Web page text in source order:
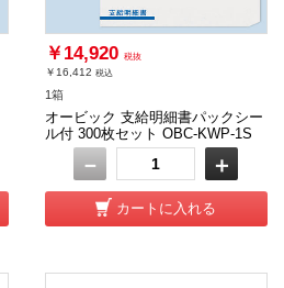
￥14,920 税抜
￥16,412 税込
1箱
オービック 支給明細書パックシー
ル付 300枚セット OBC-KWP-1S
－ ＋
カートに入れる